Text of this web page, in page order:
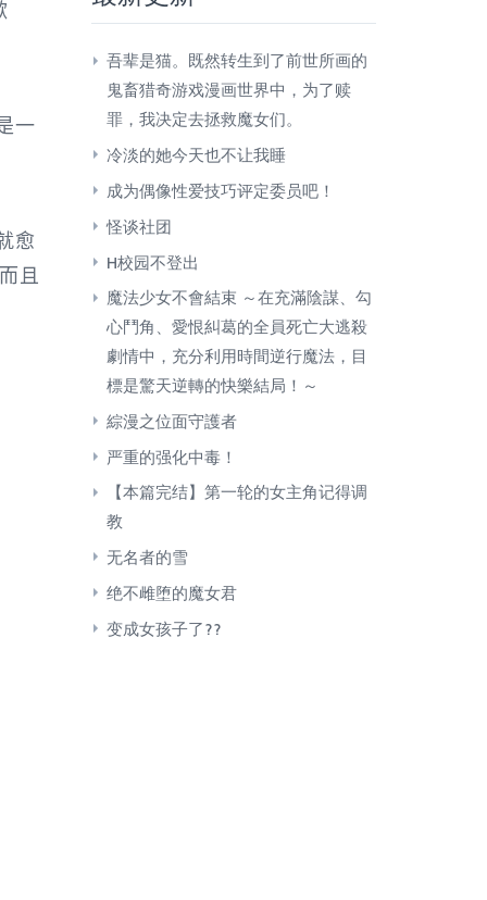
一
愈
且
​吾辈是猫。既然转生到了前世所画的
鬼畜猎奇游戏漫画世界中，为了赎
罪，我决定去拯救魔女们。
冷淡的她今天也不让我睡
成为偶像性爱技巧评定委员吧！
怪谈社团
H校园不登出
魔法少女不會結束 ～在充滿陰謀、勾
心鬥角、愛恨糾葛的全員死亡大逃殺
劇情中，充分利用時間逆行魔法，目
標是驚天逆轉的快樂結局！～
綜漫之位面守護者
严重的强化中毒！
【本篇完结】第一轮的女主角记得调
教
无名者的雪
绝不雌堕的魔女君
变成女孩子了??